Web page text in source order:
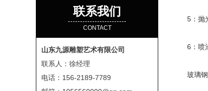
联系我们
CONTACT
山东九源雕塑艺术有限公司
联系人：徐经理
电话：156-2189-7789
5：抛
6：喷
玻璃